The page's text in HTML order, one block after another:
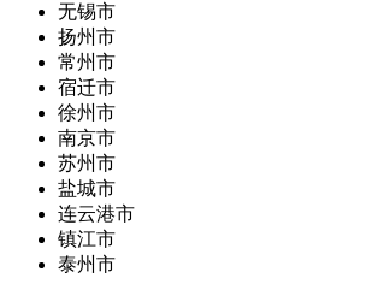
无锡市
扬州市
常州市
宿迁市
徐州市
南京市
苏州市
盐城市
连云港市
镇江市
泰州市